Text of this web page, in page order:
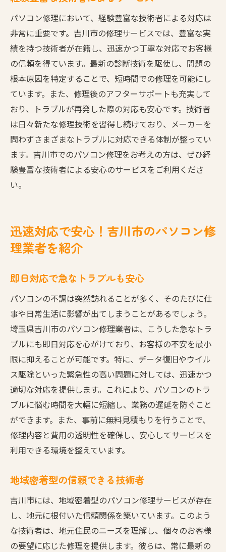
パソコン修理において、経験豊富な技術者による対応は
非常に重要です。吉川市の修理サービスでは、豊富な実
績を持つ技術者が在籍し、迅速かつ丁寧な対応でお客様
の信頼を得ています。最新の診断技術を駆使し、問題の
根本原因を特定することで、短時間での修理を可能にし
ています。また、修理後のアフターサポートも充実して
おり、トラブルが再発した際の対応も安心です。技術者
は日々新たな修理技術を習得し続けており、メーカーを
問わずさまざまなトラブルに対応できる体制が整ってい
ます。吉川市でのパソコン修理をお考えの方は、ぜひ経
験豊富な技術者による安心のサービスをご利用くださ
い。
迅速対応で安心！吉川市のパソコン修
理業者を紹介
即日対応で急なトラブルも安心
パソコンの不調は突然訪れることが多く、そのたびに仕
事や日常生活に影響が出てしまうことがあるでしょう。
埼玉県吉川市のパソコン修理業者は、こうした急なトラ
ブルにも即日対応を心がけており、お客様の不安を最小
限に抑えることが可能です。特に、データ復旧やウイル
ス駆除といった緊急性の高い問題に対しては、迅速かつ
適切な対応を提供します。これにより、パソコンのトラ
ブルに悩む時間を大幅に短縮し、業務の遅延を防ぐこと
ができます。また、事前に無料見積もりを行うことで、
修理内容と費用の透明性を確保し、安心してサービスを
利用できる環境を整えています。
地域密着型の信頼できる技術者
吉川市には、地域密着型のパソコン修理サービスが存在
し、地元に根付いた信頼関係を築いています。このよう
な技術者は、地元住民のニーズを理解し、個々のお客様
の要望に応じた修理を提供します。彼らは、常に最新の